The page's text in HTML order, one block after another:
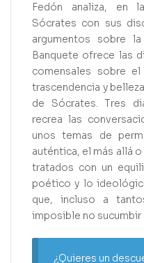
Fedón analiza, en
Sócrates con sus
argumentos sobre
Banquete ofrece las
comensales sobre
trascendencia y
de Sócrates. Tres
recrea las
unos temas de
auténtica, el más allá
tratados con un
poético y lo
que, incluso a
imposible no sucumbir
¿Quieres un